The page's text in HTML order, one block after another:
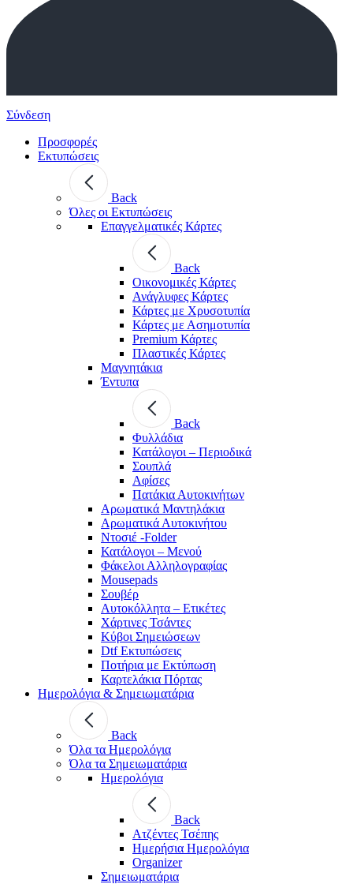
Σύνδεση
Προσφορές
Εκτυπώσεις
Back
Όλες οι Εκτυπώσεις
Επαγγελματικές Κάρτες
Back
Οικονομικές Κάρτες
Ανάγλυφες Κάρτες
Κάρτες με Χρυσοτυπία
Κάρτες με Ασημοτυπία
Premium Κάρτες
Πλαστικές Κάρτες
Μαγνητάκια
Έντυπα
Back
Φυλλάδια
Κατάλογοι – Περιοδικά
Σουπλά
Αφίσες
Πατάκια Αυτοκινήτων
Αρωματικά Μαντηλάκια
Αρωματικά Αυτοκινήτου
Ντοσιέ -Folder
Κατάλογοι – Μενού
Φάκελοι Αλληλογραφίας
Mousepads
Σουβέρ
Αυτοκόλλητα – Ετικέτες
Χάρτινες Τσάντες
Κύβοι Σημειώσεων
Dtf Εκτυπώσεις
Ποτήρια με Εκτύπωση
Καρτελάκια Πόρτας
Ημερολόγια & Σημειωματάρια
Back
Όλα τα Ημερολόγια
Όλα τα Σημειωματάρια
Ημερολόγια
Back
Ατζέντες Τσέπης
Ημερήσια Ημερολόγια
Organizer
Σημειωματάρια